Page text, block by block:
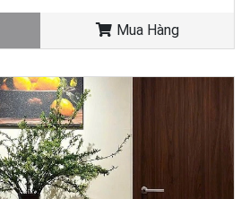
Mua Hàng